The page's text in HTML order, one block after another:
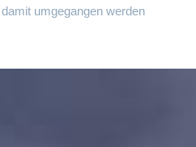
umgegangen werden